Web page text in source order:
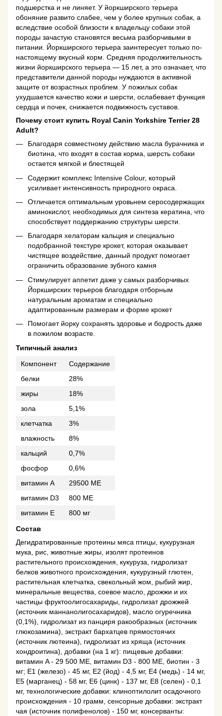
подшерстка и не линяет. У йоркширского терьера
обоняние развито слабее, чем у более крупных собак, а
вследствие особой близости к владельцу собаки этой
породы зачастую становятся весьма разборчивыми в
питании. Йоркширского терьера заинтересует только по-
настоящему вкусный корм. Средняя продолжительность
жизни йоркширского терьера — 15 лет, а это означает, что
представители данной породы нуждаются в активной
защите от возрастных проблем. У пожилых собак
ухудшается качество кожи и шерсти, ослабевает функция
сердца и почек, снижается подвижность суставов.
Почему стоит купить Royal Canin Yorkshire Terrier 28
Adult?
Благодаря совместному действию масла бурачника и
биотина, что входят в состав корма, шерсть собаки
остается мягкой и блестящей
Содержит комплекс Intensive Colour, который
усиливает интенсивность природного окраса.
Отличается оптимальным уровьнем серосодержащих
аминокислот, необходимых для синтеза кератина, что
способствует поддержанию структуры шерсти.
Благодаря хелаторам кальция и специально
подобранной текстуре крокет, которая оказывает
чистящее воздействие, данный продукт помогает
ограничить образование зубного камня
Стимулирует аппетит даже у самых разборчивых
Йоркширских терьеров благодаря отборным
натуральным ароматам и специально
адаптированным размерам и форме крокет
Помогает йорку сохранять здоровье и бодрость даже
в пожилом возрасте.
Типичный анализ
Компонент
Содержание
белки
28%
жиры
18%
зола
5,1%
клетчатка
3%
влажность
8%
кальций
0,7%
фосфор
0,6%
витамин А
29500 МЕ
витамин D3
800 МЕ
витамин Е
800 мг
Состав
Дегидратированные протеины мяса птицы, кукурузная
мука, рис, животные жиры, изолят протеинов
растительного происхождения, кукуруза, гидролизат
белков животного происхождения, кукурузный глютен,
растительная клетчатка, свекольный жом, рыбий жир,
минеральные вещества, соевое масло, дрожжи и их
частицы фруктоолигосахариды, гидролизат дрожжей
(источник маннанолигосахаридов), масло огуречника
(0,1%), гидролизат из панциря ракообразных (источник
глюкозамина), экстракт бархатцев прямостоячих
(источник лютеина), гидролизат из хряща (источник
хондроитина), добавки (на 1 кг): пищевые добавки:
витамин A - 29 500 MЕ, витамин D3 - 800 MЕ, биотин - 3
мг; E1 (железо) - 45 мг, E2 (йод) - 4,5 мг, E4 (медь) - 14 мг,
E5 (марганец) - 58 мг, E6 (цинк) - 137 мг, E8 (селен) - 0,1
мг, технологические добавки: клиноптилолит осадочного
происхождения - 10 грамм, сенсорные добавки: экстракт
чая (источник полифенолов) - 150 мг, консерванты: